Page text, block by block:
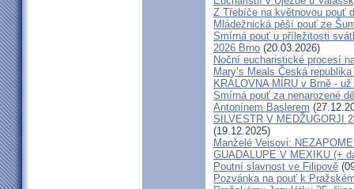
Z Třebíče na květnovou pouť
Mládežnická pěší pouť ze
Smírná pouť u příležitosti
2026 Brno (20.03.2026)
Noční eucharistické procesí
Mary’s Meals Česká
KRÁLOVNA MÍRU v Brně -
Smírná pouť za nenarozené
Antonínem Baslerem
SILVESTR V MEDŽUGORJI
(19.12.2025)
Manželé Veisovi:
GUADALUPE V MEXIKU (+
Poutní slavnost ve Filipově
Pozvánka na pouť k